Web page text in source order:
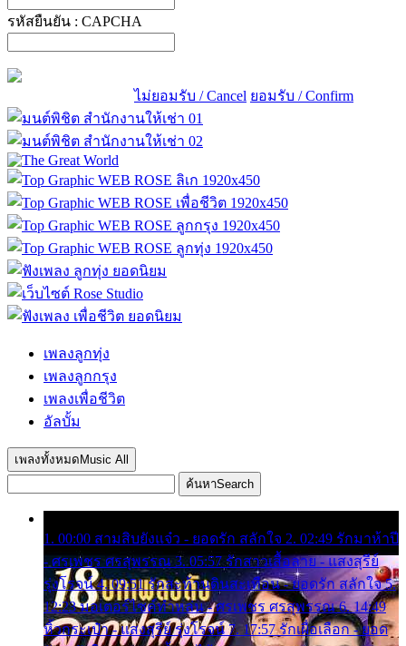
รหัสยืนยัน : CAPCHA
ไม่ยอมรับ / Cancel ยอมรับ / Confirm
เพลงลูกทุ่ง
เพลงลูกกรุง
เพลงเพื่อชีวิต
อัลบั้ม
เพลงทั้งหมด Music All
ค้นหาSearch
1. 00:00 สามสิบยังแจ๋ว - ยอดรัก สลักใจ 2. 02:49 รักมาห้าปี
- ศรเพชร ศรสุพรรณ 3. 05:57 รักสาวเสื้อลาย - แสงสุรีย์
รุ่งโรจน์ 4. 09:51 รักสะท้านดินสะเทือน - ยอดรัก สลักใจ 5.
12:23 มอเตอร์ไซค์ทำหล่น - ศรเพชร ศรสุพรรณ 6. 14:49
หิ้วกระเป๋า - แสงสุรีย์ รุ่งโรจน์ 7. 17:57 รักเผื่อเลือก - ยอด